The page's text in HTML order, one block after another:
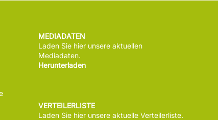
MEDIADATEN
Laden Sie hier unsere aktuellen
Mediadaten.
Herunterladen
VERTEILERLISTE
Laden Sie hier unsere aktuelle Verteilerliste.